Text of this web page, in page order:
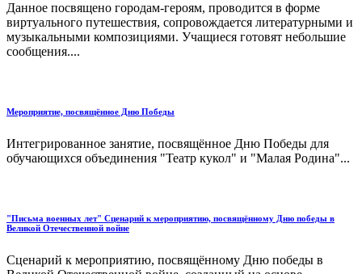
Данное посвящено городам-героям, проводится в форме
виртуального путешествия, сопровождается литературными и
музыкальными композициями. Учащиеся готовят небольшие
сообщения....
Мероприятие, посвящённое Дню Победы
Интегрированное занятие, посвящённое Дню Победы для
обучающихся объединения "Театр кукол" и "Малая Родина"...
"Письма военных лет" Сценарий к мероприятию, посвящённому Дню победы в
Великой Отечественной войне
Сценарий к мероприятию, посвящённому Дню победы в